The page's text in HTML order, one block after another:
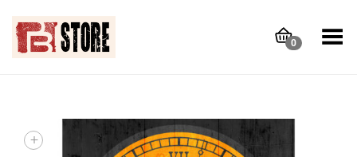
0
Toggle Menu
+